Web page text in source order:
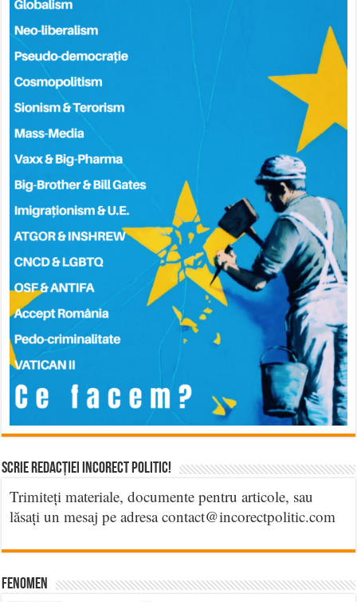
Scrie Redacției Incorect Politic!
Trimiteți materiale, documente pentru articole, sau
lăsați un mesaj pe adresa contact@incorectpolitic.com
Fenomen